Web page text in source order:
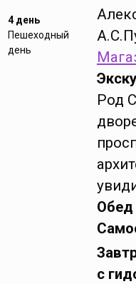
4 день
Пешеходный
день
Род
Обед
с